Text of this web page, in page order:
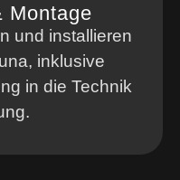
Montage
und installieren
inklusive
in die Technik